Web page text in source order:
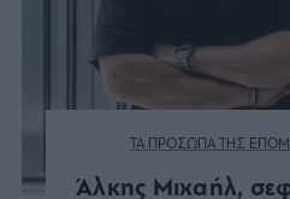
ΤΑ ΠΡΟΣΩΠΑ ΤΗΣ
Άλκης Μιχαήλ, σεφ